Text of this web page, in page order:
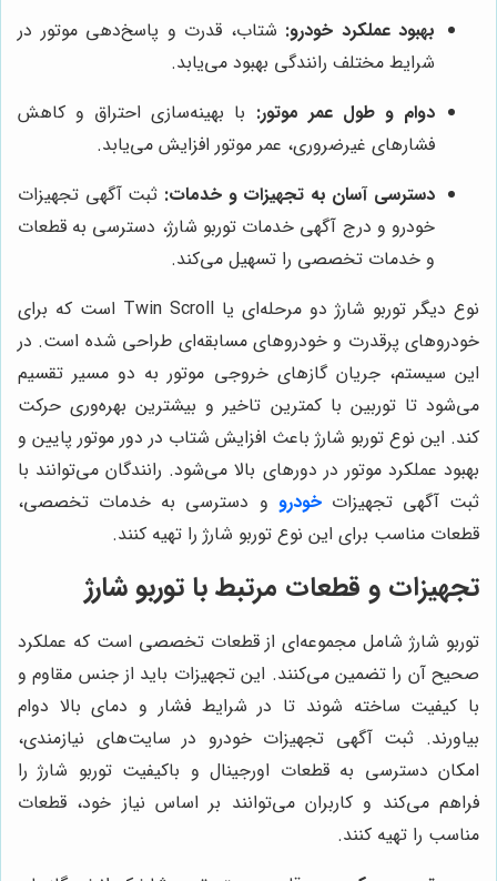
بهبود عملکرد خودرو: شتاب، قدرت و پاسخ‌دهی موتور در
شرایط مختلف رانندگی بهبود می‌یابد.
دوام و طول عمر موتور: با بهینه‌سازی احتراق و کاهش
فشارهای غیرضروری، عمر موتور افزایش می‌یابد.
دسترسی آسان به تجهیزات و خدمات: ثبت آگهی تجهیزات
خودرو و درج آگهی خدمات توربو شارژ، دسترسی به قطعات
و خدمات تخصصی را تسهیل می‌کند.
نوع دیگر توربو شارژ دو مرحله‌ای یا Twin Scroll است که برای
خودروهای پرقدرت و خودروهای مسابقه‌ای طراحی شده است. در
این سیستم، جریان گازهای خروجی موتور به دو مسیر تقسیم
می‌شود تا توربین با کمترین تاخیر و بیشترین بهره‌وری حرکت
کند. این نوع توربو شارژ باعث افزایش شتاب در دور موتور پایین و
بهبود عملکرد موتور در دورهای بالا می‌شود. رانندگان می‌توانند با
ثبت آگهی تجهیزاتخودرو و دسترسی به خدمات تخصصی،
قطعات مناسب برای این نوع توربو شارژ را تهیه کنند.
تجهیزات و قطعات مرتبط با توربو شارژ
توربو شارژ شامل مجموعه‌ای از قطعات تخصصی است که عملکرد
صحیح آن را تضمین می‌کنند. این تجهیزات باید از جنس مقاوم و
با کیفیت ساخته شوند تا در شرایط فشار و دمای بالا دوام
بیاورند. ثبت آگهی تجهیزات خودرو در سایت‌های نیازمندی،
امکان دسترسی به قطعات اورجینال و باکیفیت توربو شارژ را
فراهم می‌کند و کاربران می‌توانند بر اساس نیاز خود، قطعات
مناسب را تهیه کنند.